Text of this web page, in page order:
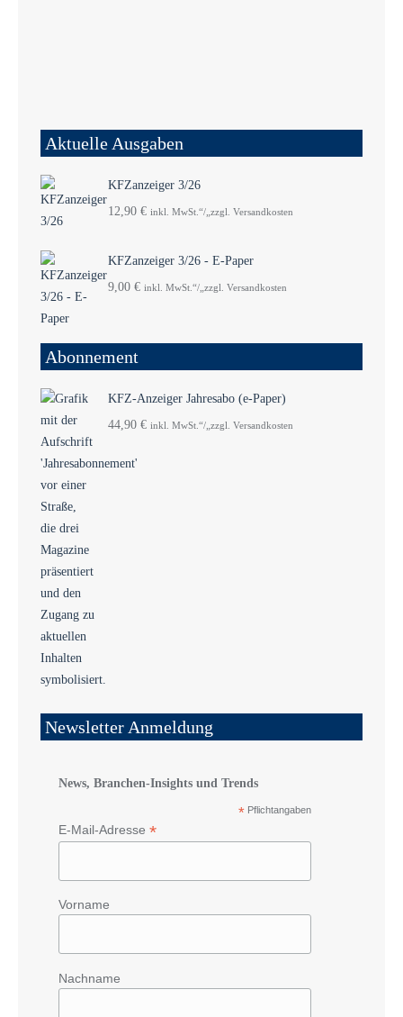
Aktuelle Ausgaben
KFZanzeiger 3/26
12,90 € inkl. MwSt.“/„zzgl. Versandkosten
KFZanzeiger 3/26 - E-Paper
9,00 € inkl. MwSt.“/„zzgl. Versandkosten
Abonnement
KFZ-Anzeiger Jahresabo (e-Paper)
44,90 € inkl. MwSt.“/„zzgl. Versandkosten
Newsletter Anmeldung
News, Branchen-Insights und Trends
* Pflichtangaben
E-Mail-Adresse *
Vorname
Nachname